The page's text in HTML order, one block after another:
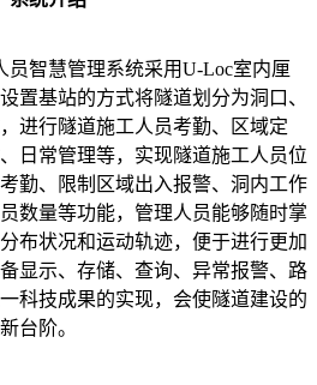
智慧管理系统采用U-Loc室内厘
置基站的方式将隧道划分为洞口、
进行隧道施工人员考勤、区域定
日常管理等，实现隧道施工人员位
勤、限制区域出入报警、洞内工作
数量等功能，管理人员能够随时掌
布状况和运动轨迹，便于进行更加
显示、存储、查询、异常报警、路
科技成果的实现，会使隧道建设的
台阶。